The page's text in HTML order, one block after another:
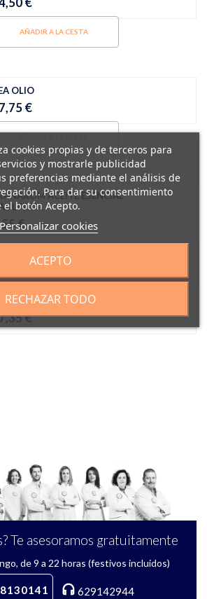
AÑADIR A LA CESTA
OLIO
€
ACEITE ESENCIAL
€
OLIO
€
Te asesoramos gratuitamente
de 9 a 22 horas (festivos incluidos)
629142944
cookies propias y de terceros para
y mostrarle publicidad
preferencias mediante el análisis de
Para dar su consentimiento
botón Acepto.
Personalizar cookies
RECHAZAR TODO
ACEPTO